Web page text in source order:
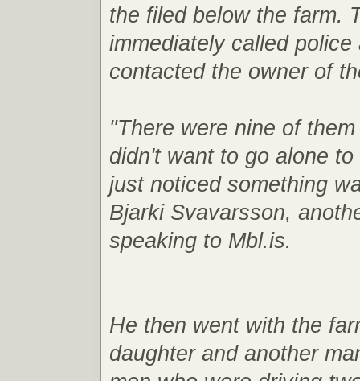
the filed below the farm.
immediately called police
contacted the owner of
"There were nine of
didn't want to go alone
just noticed something
Bjarki Svavarsson,
speaking to Mbl.is.
He then went with the
daughter and another